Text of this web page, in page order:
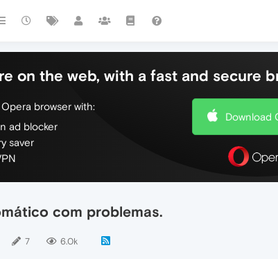
on the web, with a fast and secure
browser with:
ad blocker
saver
Download
com problemas.
7 6.0k